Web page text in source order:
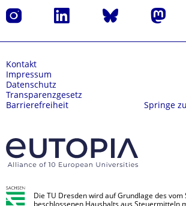
Instagram LinkedIn Bluesky
Kontakt
Impressum
Datenschutz
Transparenzgesetz
Barrierefreiheit
Springe
Die TU Dresden wird auf Grundlage des vom